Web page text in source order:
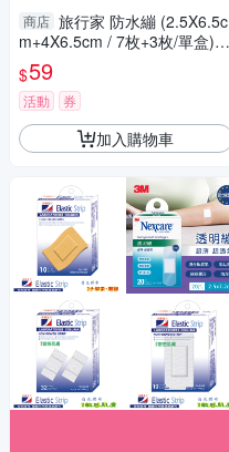
商店 旅行家 防水繃 (2.5X6.5c
m+4X6.5cm / 7枚+3枚/單盒)
【杏一】
$59
活動 券
加入購物車